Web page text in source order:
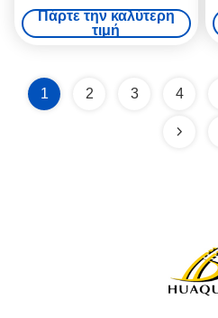
σήμανσης δρόμου για
επιφάνειες πεζοδρόμων
Πάρτε την καλύτερη
τιμή
1 2 3 4